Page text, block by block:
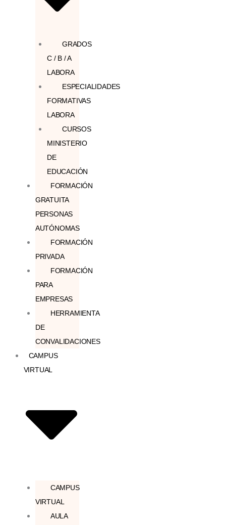
GRADOS
C / B / A
LABORA
ESPECIALIDADES
FORMATIVAS
LABORA
CURSOS
MINISTERIO
DE
EDUCACIÓN
FORMACIÓN
GRATUITA
PERSONAS
AUTÓNOMAS
FORMACIÓN
PRIVADA
FORMACIÓN
PARA
EMPRESAS
HERRAMIENTA
DE
CONVALIDACIONES
CAMPUS
VIRTUAL
CAMPUS
VIRTUAL
AULA